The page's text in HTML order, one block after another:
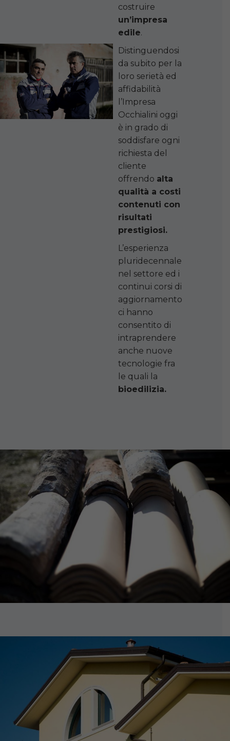
costruire
un’impresa
edile.
Distinguendosi
da subito per la
loro serietà ed
affidabilità
l’Impresa
Occhialini oggi
è in grado di
soddisfare ogni
richiesta del
cliente
offrendo alta
qualità a costi
contenuti con
risultati
prestigiosi.
L’esperienza
pluridecennale
nel settore ed i
continui corsi di
aggiornamento
ci hanno
consentito di
intraprendere
anche nuove
tecnologie fra
le quali la
bioedilizia.